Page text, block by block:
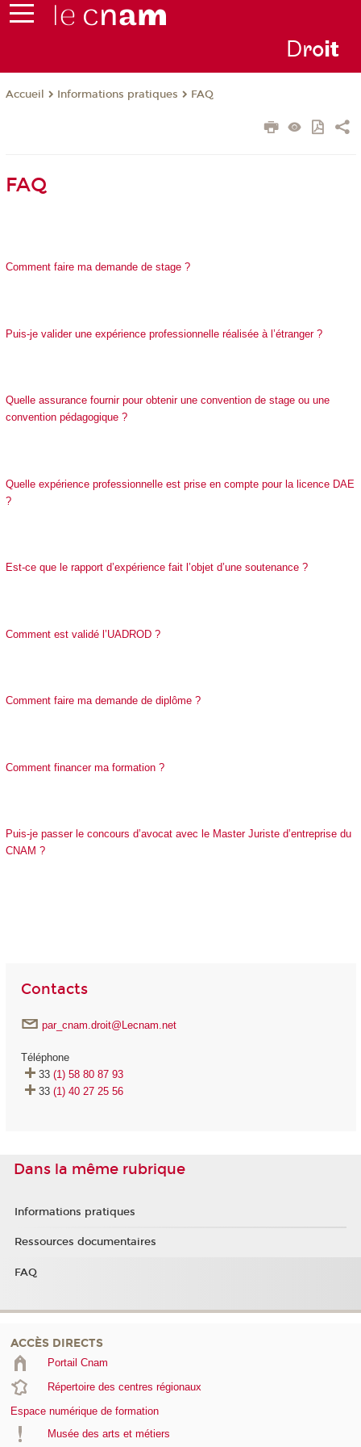
Droit
Accueil Informations pratiques FAQ
FAQ
Comment faire ma demande de stage ?
Puis-je valider une expérience professionnelle réalisée à l’étranger ?
Quelle assurance fournir pour obtenir une convention de stage ou une
convention pédagogique ?
Quelle expérience professionnelle est prise en compte pour la licence DAE
?
Est-ce que le rapport d’expérience fait l’objet d’une soutenance ?
Comment est validé l’UADROD ?
​​​​​​​Comment faire ma demande de diplôme ?
​​​​​​​​​​​​​​Comment financer ma formation ?
​​​​​​​​​​​​​​Puis-je passer le concours d’avocat avec le Master Juriste d’entreprise du
CNAM ?
Contacts
par_cnam.droit@Lecnam.net
Téléphone
33 (1) 58 80 87 93
33 (1) 40 27 25 56
Dans la même rubrique
Informations pratiques
Ressources documentaires
FAQ
ACCÈS DIRECTS
Portail Cnam
Répertoire des centres régionaux
Espace numérique de formation
Musée des arts et métiers